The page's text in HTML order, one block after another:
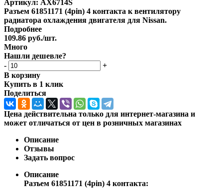
Артикул: AX6714S
Разъем 61851171 (4pin) 4 контакта к вентилятору
радиатора охлаждения двигателя для Nissan.
Подробнее
109.86 руб./шт.
Много
Нашли дешевле?
-
+
В корзину
Купить в 1 клик
Поделиться
Цена действительна только для интернет-магазина и
может отличаться от цен в розничных магазинах
Описание
Отзывы
Задать вопрос
Описание
Разъем 61851171 (4pin) 4 контакта: